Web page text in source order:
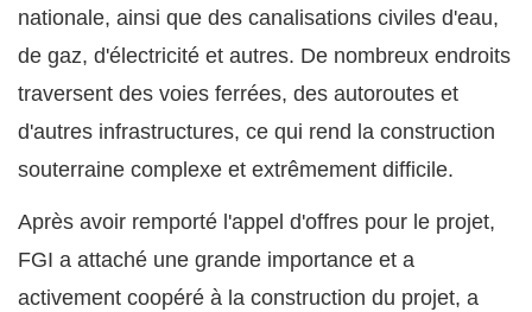
nationale, ainsi que des canalisations civiles d'eau,
de gaz, d'électricité et autres. De nombreux endroits
traversent des voies ferrées, des autoroutes et
d'autres infrastructures, ce qui rend la construction
souterraine complexe et extrêmement difficile.
Après avoir remporté l'appel d'offres pour le projet,
FGI a attaché une grande importance et a
activement coopéré à la construction du projet, a